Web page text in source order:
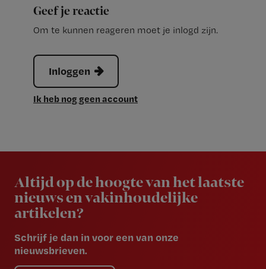
Geef je reactie
Om te kunnen reageren moet je inlogd zijn.
Inloggen
Ik heb nog geen account
Altijd op de hoogte van het laatste
nieuws en vakinhoudelijke
artikelen?
Schrijf je dan in voor een van onze
nieuwsbrieven.